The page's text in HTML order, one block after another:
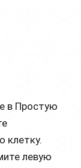
в Простую
клетку.
левую